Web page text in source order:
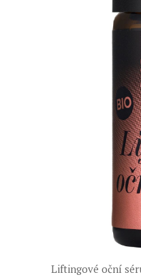
Liftingové oční